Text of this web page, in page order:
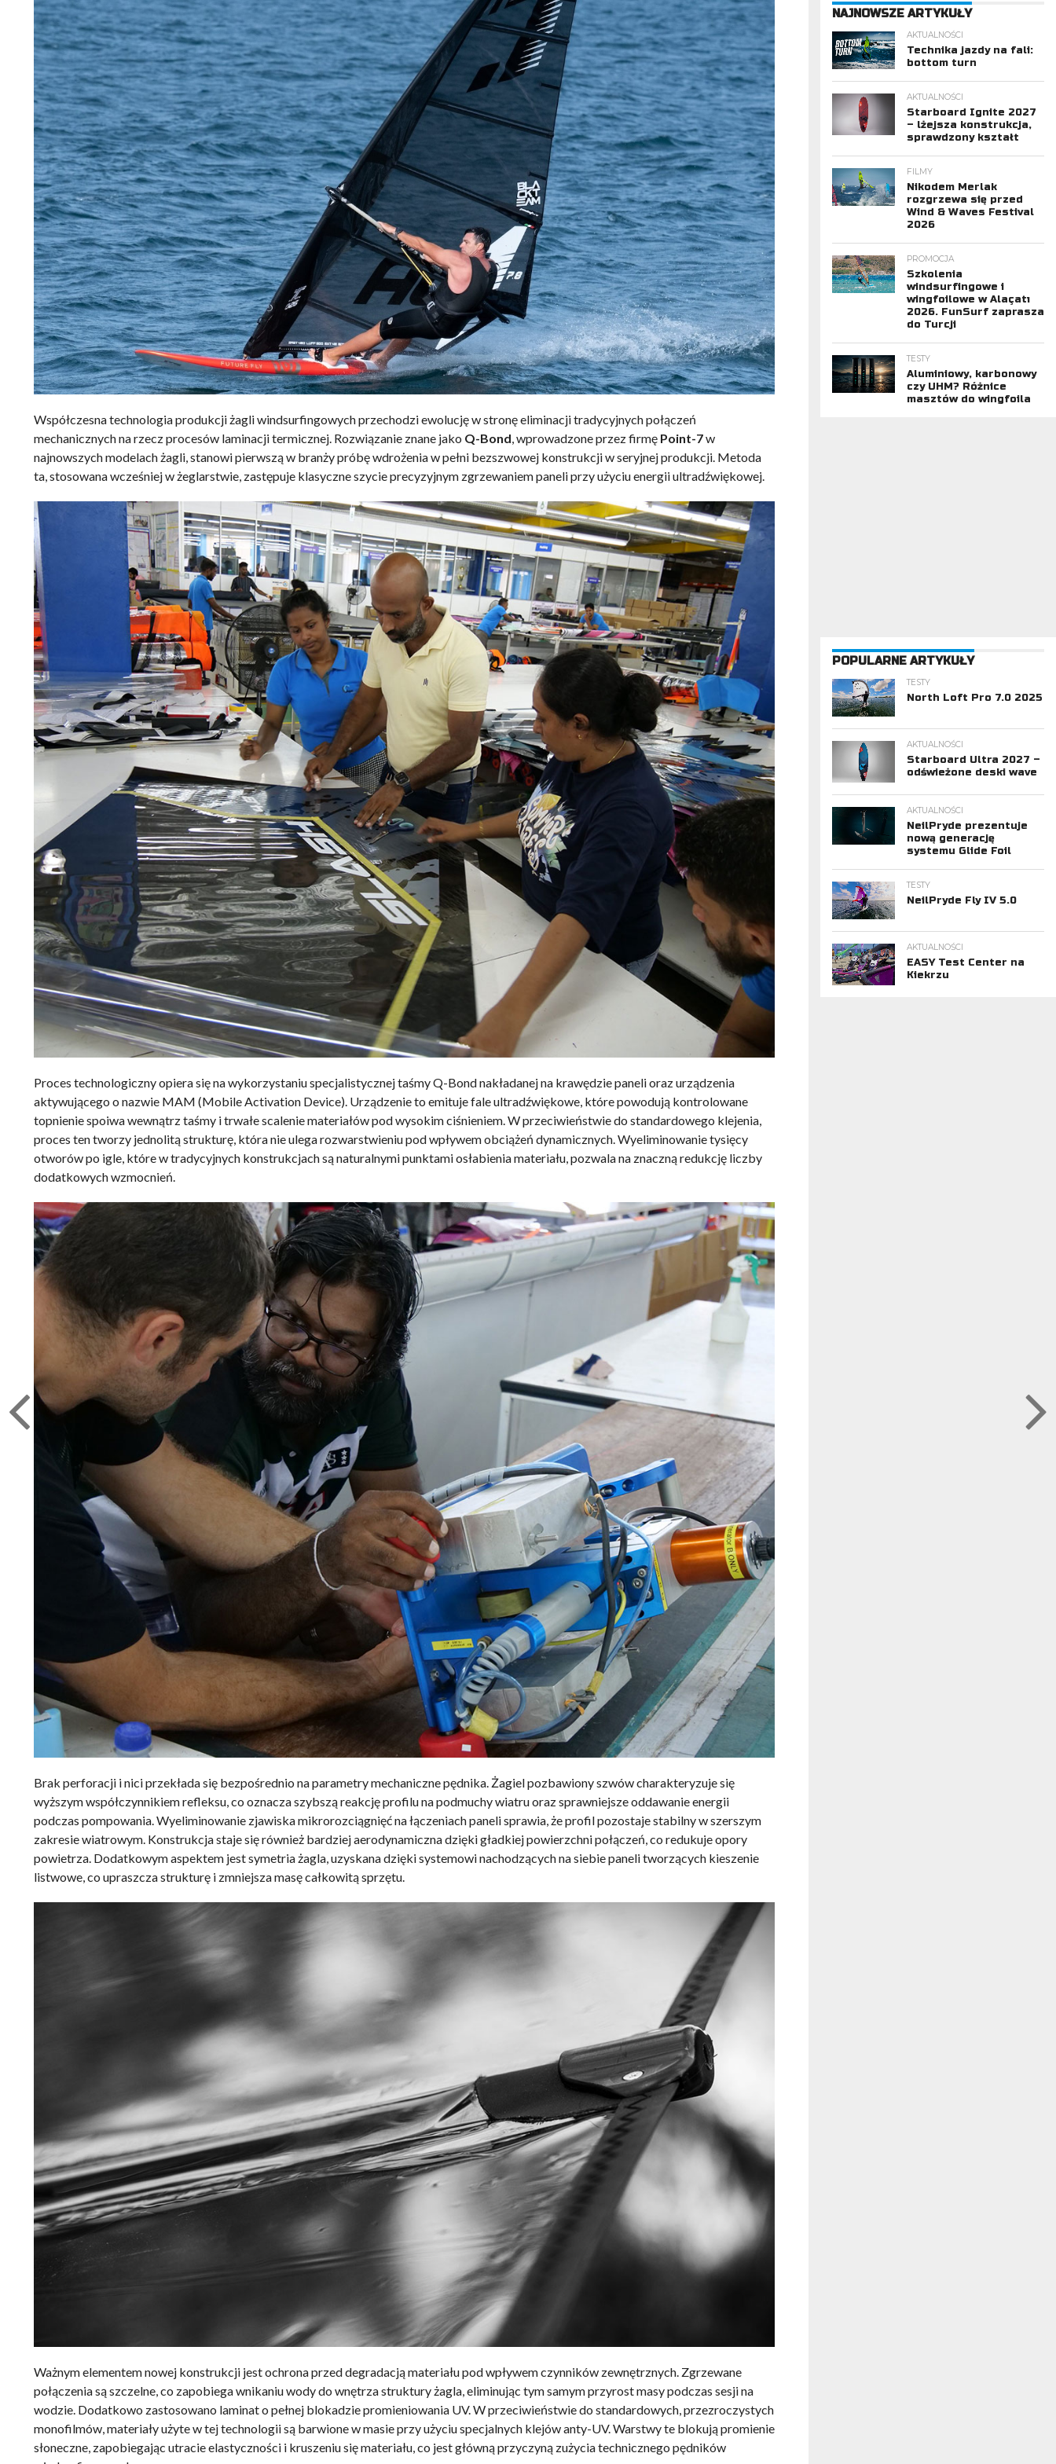
Współczesna technologia produkcji żagli windsurfingowych przechodzi ewolucję w stronę eliminacji tradycyjnych połączeń
mechanicznych na rzecz procesów laminacji termicznej. Rozwiązanie znane jako Q-Bond, wprowadzone przez firmę Point-7w
najnowszych modelach żagli, stanowi pierwszą w branży próbę wdrożenia w pełni bezszwowej konstrukcji w seryjnej produkcji. Metoda
ta, stosowana wcześniej w żeglarstwie, zastępuje klasyczne szycie precyzyjnym zgrzewaniem paneli przy użyciu energii ultradźwiękowej.
Proces technologiczny opiera się na wykorzystaniu specjalistycznej taśmy Q-Bond nakładanej na krawędzie paneli oraz urządzenia
aktywującego o nazwie MAM (Mobile Activation Device). Urządzenie to emituje fale ultradźwiękowe, które powodują kontrolowane
topnienie spoiwa wewnątrz taśmy i trwałe scalenie materiałów pod wysokim ciśnieniem. W przeciwieństwie do standardowego klejenia,
proces ten tworzy jednolitą strukturę, która nie ulega rozwarstwieniu pod wpływem obciążeń dynamicznych. Wyeliminowanie tysięcy
otworów po igle, które w tradycyjnych konstrukcjach są naturalnymi punktami osłabienia materiału, pozwala na znaczną redukcję liczby
dodatkowych wzmocnień.
Brak perforacji i nici przekłada się bezpośrednio na parametry mechaniczne pędnika. Żagiel pozbawiony szwów charakteryzuje się
wyższym współczynnikiem refleksu, co oznacza szybszą reakcję profilu na podmuchy wiatru oraz sprawniejsze oddawanie energii
podczas pompowania. Wyeliminowanie zjawiska mikrorozciągnięć na łączeniach paneli sprawia, że profil pozostaje stabilny w szerszym
zakresie wiatrowym. Konstrukcja staje się również bardziej aerodynamiczna dzięki gładkiej powierzchni połączeń, co redukuje opory
powietrza. Dodatkowym aspektem jest symetria żagla, uzyskana dzięki systemowi nachodzących na siebie paneli tworzących kieszenie
listwowe, co upraszcza strukturę i zmniejsza masę całkowitą sprzętu.
Ważnym elementem nowej konstrukcji jest ochrona przed degradacją materiału pod wpływem czynników zewnętrznych. Zgrzewane
połączenia są szczelne, co zapobiega wnikaniu wody do wnętrza struktury żagla, eliminując tym samym przyrost masy podczas sesji na
wodzie. Dodatkowo zastosowano laminat o pełnej blokadzie promieniowania UV. W przeciwieństwie do standardowych, przezroczystych
monofilmów, materiały użyte w tej technologii są barwione w masie przy użyciu specjalnych klejów anty-UV. Warstwy te blokują promienie
słoneczne, zapobiegając utracie elastyczności i kruszeniu się materiału, co jest główną przyczyną zużycia technicznego pędników
NAJNOWSZE ARTYKUŁY
AKTUALNOŚCI
Technika jazdy na fali:
bottom turn
AKTUALNOŚCI
Starboard Ignite 2027
– lżejsza konstrukcja,
sprawdzony kształt
FILMY
Nikodem Merlak
rozgrzewa się przed
Wind & Waves Festival
2026
PROMOCJA
Szkolenia
windsurfingowe i
wingfoilowe w Alaçatı
2026. FunSurf zaprasza
do Turcji
TESTY
Aluminiowy, karbonowy
czy UHM? Różnice
masztów do wingfoila
POPULARNE ARTYKUŁY
TESTY
North Loft Pro 7.0 2025
AKTUALNOŚCI
Starboard Ultra 2027 –
odświeżone deski wave
AKTUALNOŚCI
NeilPryde prezentuje
nową generację
systemu Glide Foil
TESTY
NeilPryde Fly IV 5.0
AKTUALNOŚCI
EASY Test Center na
Kiekrzu